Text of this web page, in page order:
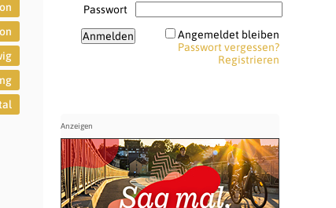
Passwort
Angemeldet bleiben
Passwort vergessen?
Registrieren